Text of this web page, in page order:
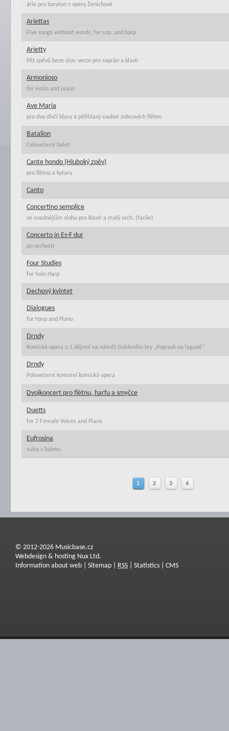
árie pro baryton z opery Ženichové
Ariettas
Five songs without words, for sop. and harp
Arietty
Pět zpěvů beze slov, verze pro soprán a klavír
Armonioso
for violin and piano
Ave Maria
pro dva dívčí hlasy a pětihlasý soubor zobcových fléten
Batalion
Celovečerní balet
Cante hondo (Hluboký zpěv)
pro flétnu a kytaru
Canto
Concertino semplice
ve snadnějším slohu pro klavír a malý orch. (facile)
Concerto in Es-F dur
po orchestr
Four Studies
for Solo Harp
Dechový kvintet
Dialogues
for Harp and Piano
Drndy
Komická opera o 1 dějství na námět Goldoniho hry „Poprask na laguně“
Drndy
Polovečerní komorní komická opera
Dvojkoncert pro flétnu, harfu a smyčce
Duetts
for 2 Female Voices and Piano
Eufrosina
suita z baletu
1 2 3 4
© 2012-2026 Musicbase.cz
Webdesign & hosting Nux Ltd.
Information about web
Sitemap RSS Statistics CMS